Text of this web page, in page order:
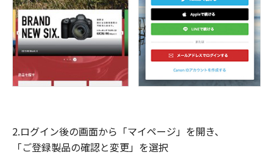
2.ログイン後の画面から「マイページ」を開き、
「ご登録製品の確認と変更」を選択